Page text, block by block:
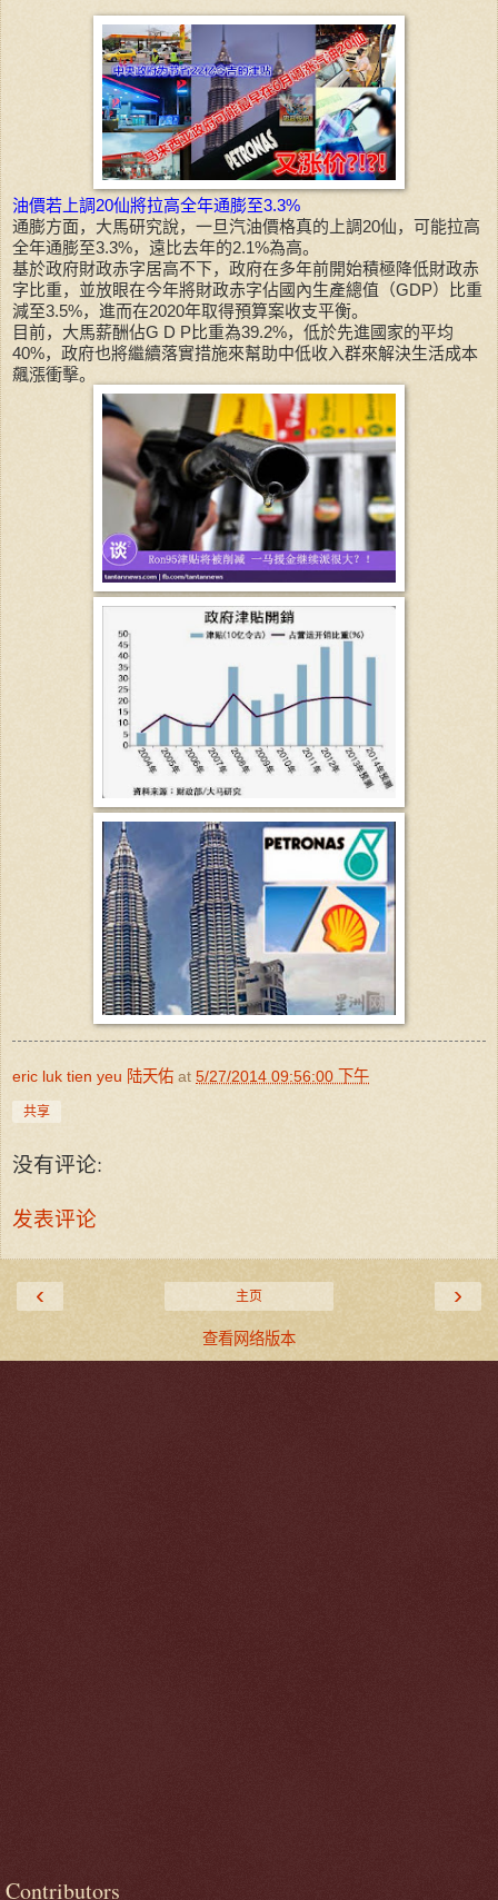
油價若上調20仙將拉高全年通膨至3.3%
通膨方面，大馬研究說，一旦汽油價格真的上調20仙，可能拉高
全年通膨至3.3%，遠比去年的2.1%為高。
基於政府財政赤字居高不下，政府在多年前開始積極降低財政赤
字比重，並放眼在今年將財政赤字佔國內生產總值（GDP）比重
減至3.5%，進而在2020年取得預算案收支平衡。
目前，大馬薪酬佔G D P比重為39.2%，低於先進國家的平均
40%，政府也將繼續落實措施來幫助中低收入群來解決生活成本
飆漲衝擊。
eric luk tien yeu 陆天佑 at 5/27/2014 09:56:00 下午
共享
没有评论:
发表评论
‹ ›
主页
查看网络版本
Contributors